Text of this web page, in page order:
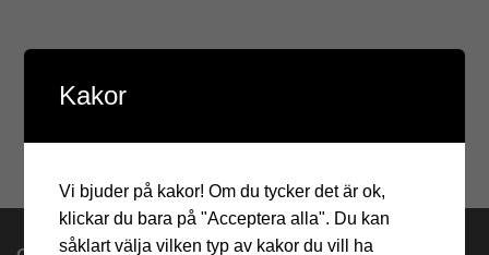
Kakor
Vi bjuder på kakor! Om du tycker det är ok,
klickar du bara på "Acceptera alla". Du kan
såklart välja vilken typ av kakor du vill ha